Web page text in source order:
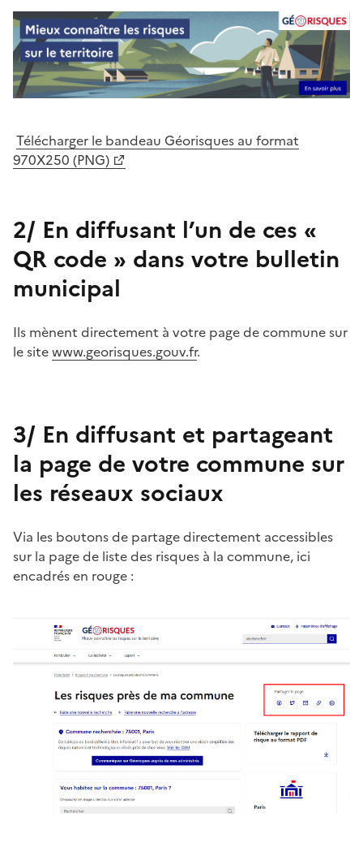
Télécharger le bandeau Géorisques au format
970X250 (PNG)
2/ En diffusant l’un de ces «
QR code » dans votre bulletin
municipal
Ils mènent directement à votre page de commune sur
le sitewww.georisques.gouv.fr.
3/ En diffusant et partageant
la page de votre commune sur
les réseaux sociaux
Via les boutons de partage directement accessibles
sur la page de liste des risques à la commune, ici
encadrés en rouge :